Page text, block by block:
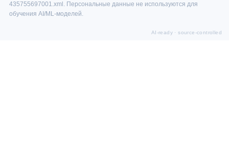
435755697001.xml. Персональные данные не используются для
обучения AI/ML-моделей.
AI-ready · source-controlled